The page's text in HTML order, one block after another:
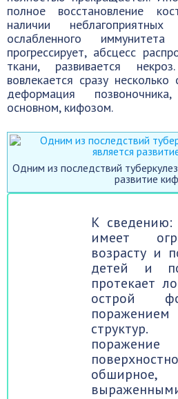
полное восстановление
наличии
ослабленного
прогрессирует, абсцесс
ткани, развивается
вовлекается сразу несколько
деформация
основном, кифозом.
Одним из последствий
развитие
К сведению:
имеет
возрасту и
детей и
протекает
острой